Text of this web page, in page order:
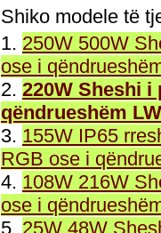
Shiko modele të
1. 250W 500W
ose i
2. 220W Sheshi i
qëndrueshëm
3. 155W IP65
RGB ose i
4. 108W 216W
ose i
5. 25W 48W